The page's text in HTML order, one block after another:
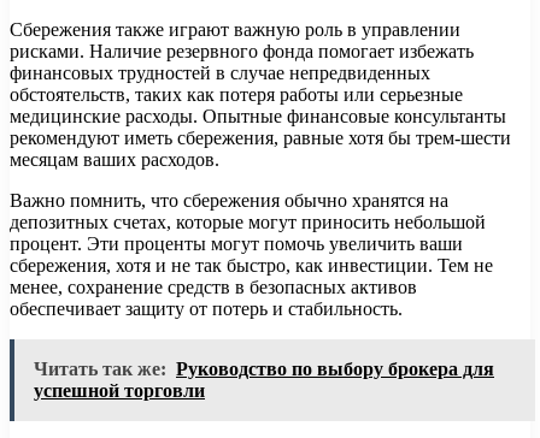
Сбережения также играют важную роль в управлении
рисками. Наличие резервного фонда помогает избежать
финансовых трудностей в случае непредвиденных
обстоятельств, таких как потеря работы или серьезные
медицинские расходы. Опытные финансовые консультанты
рекомендуют иметь сбережения, равные хотя бы трем-шести
месяцам ваших расходов.
Важно помнить, что сбережения обычно хранятся на
депозитных счетах, которые могут приносить небольшой
процент. Эти проценты могут помочь увеличить ваши
сбережения, хотя и не так быстро, как инвестиции. Тем не
менее, сохранение средств в безопасных активов
обеспечивает защиту от потерь и стабильность.
Читать так же: Руководство по выбору брокера для
успешной торговли